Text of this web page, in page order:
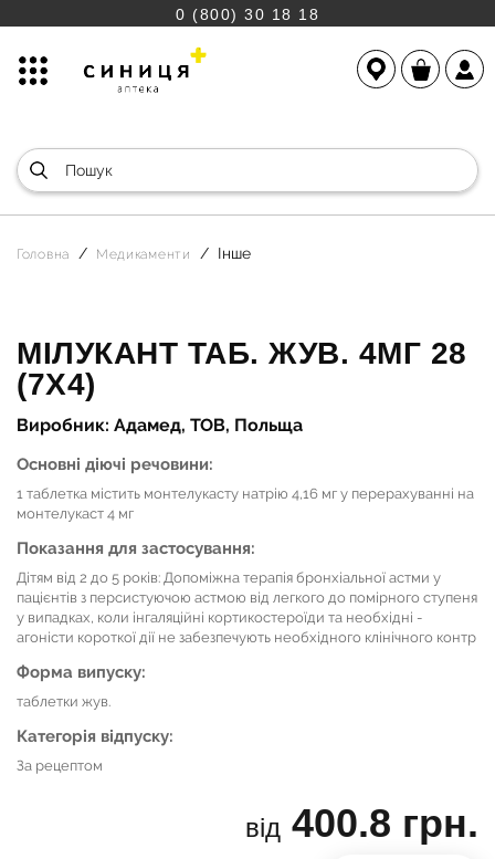
0 (800) 30 18 18
Головна Медикаменти Інше
МІЛУКАНТ ТАБ. ЖУВ. 4МГ 28
(7Х4)
Виробник: Адамед, ТОВ, Польща
Основні діючі речовини:
1 таблетка містить монтелукасту натрію 4,16 мг у перерахуванні на
монтелукаст 4 мг
Показання для застосування:
Дітям від 2 до 5 років: Допоміжна терапія бронхіальної астми у
пацієнтів з персистуючою астмою від легкого до помірного ступеня
у випадках, коли інгаляційні кортикостероїди та необхідні -
агоністи короткої дії не забезпечують необхідного клінічного контр
Форма випуску:
таблетки жув.
Категорія відпуску:
За рецептом
від 400.8 грн.